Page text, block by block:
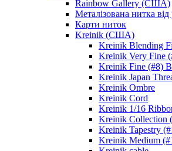
Rainbow Gallery (США)
Металізована нитка
Карти ниток
Kreinik (США)
Kreinik Blending
Kreinik Very Fine
Kreinik Fine (#8)
Kreinik Japan
Kreinik Ombre
Kreinik Cord
Kreinik 1/16
Kreinik Collection
Kreinik Tapestry
Kreinik Medium